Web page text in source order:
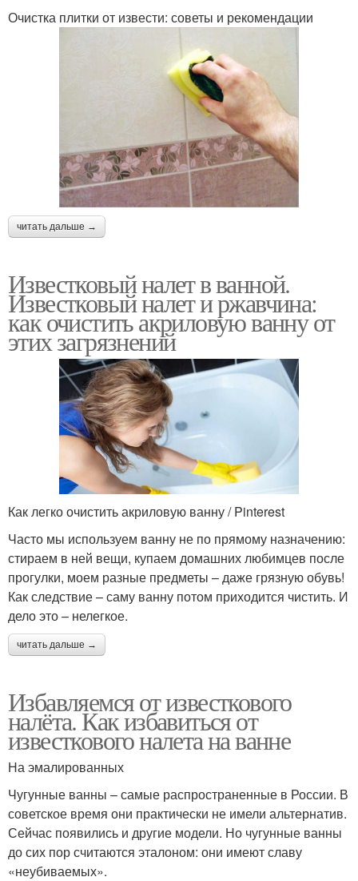
Очистка плитки от извести: советы и рекомендации
читать дальше →
Известковый налет в ванной.
Известковый налет и ржавчина:
как очистить акриловую ванну от
этих загрязнений
Как легко очистить акриловую ванну / Pinterest
Часто мы используем ванну не по прямому назначению:
стираем в ней вещи, купаем домашних любимцев после
прогулки, моем разные предметы – даже грязную обувь!
Как следствие – саму ванну потом приходится чистить. И
дело это – нелегкое.
читать дальше →
Избавляемся от известкового
налёта. Как избавиться от
известкового налета на ванне
На эмалированных
Чугунные ванны – самые распространенные в России. В
советское время они практически не имели альтернатив.
Сейчас появились и другие модели. Но чугунные ванны
до сих пор считаются эталоном: они имеют славу
«неубиваемых».